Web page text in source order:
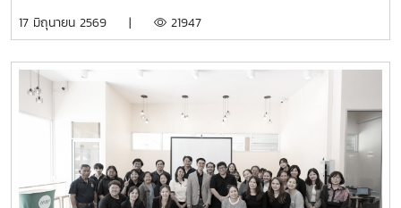
ทางธุรกิจ** จัดขึ้นระหว่างวันที่ 9 – 11 มิถุนายน 2569 ณ ห้อง
ราชสุดาฯ มหาวิทยาลัยแม่โจ้ ภายในกิจกรรม ผู้เข้าร่วมได้เรียนรู้
และแลกเปลี่ยนประสบการณ์กับผู้เชี่ยวชาญด้านเทคโนโลยี ธุรกิจ
และการลงทุน ผ่านการบรรยายและกิจกรรมเชิงปฏิบัติการใน
หัวข้อสำคัญ อาทิ การประเมินความพร้อมของเทคโนโลยี (TRL +
CRL Scoring) การวางกลยุทธ์การต่อยอดผลงานวิจัยสู่เชิง
พาณิชย์ (Exit Strategy) การวิเคราะห์โอกาสทางธุรกิจด้วย
Research to Market Canvas รวมถึงแนวทางการสร้างธุรกิจ
17 มิถุนายน 2569 | 21947